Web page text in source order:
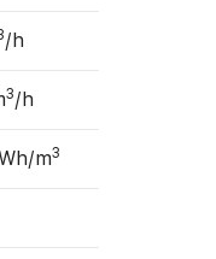
/h
3/h
m3